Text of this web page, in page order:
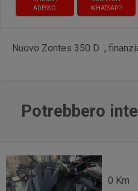
ADESSO
WHATSAPP
Nuovo Zontes 350 D ,
Potrebbero
0 Km